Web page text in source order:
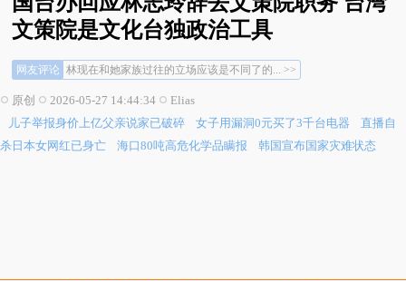
文策院是文化台独政治工具
网友评论 林现在和她家族过往的立场应该是不同了的... >>
这是准备对她网开一面？... >>
林现在和她家族过往的立场应该是不同了的... >>
能辞职还是让人很高兴的，至于晚不晚无所... >>
原创 2026-05-27 14:44:34
Elias
儿子举报身价上亿父亲说家已破碎
女子用漏洞0元买了3千台电器
直播自
杀日本女网红已身亡
海口80吨高危化学品瞒报 韩国宣布国家灾难状态